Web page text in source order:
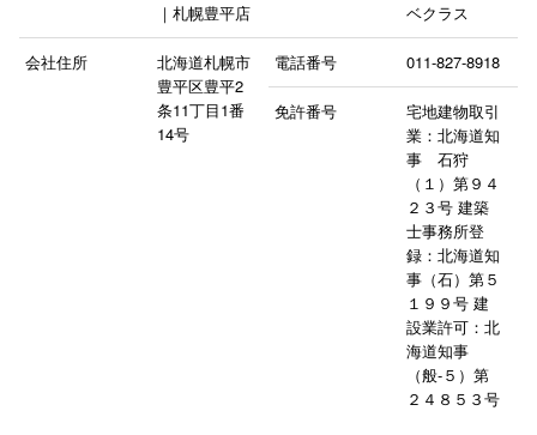
｜札幌豊平店
ベクラス
会社住所
北海道札幌市
豊平区豊平2
条11丁目1番
14号
電話番号 011-827-8918
免許番号
宅地建物取引
業：北海道知
事 石狩
（１）第９４
２３号 建築
士事務所登
録：北海道知
事（石）第５
１９９号 建
設業許可：北
海道知事
（般-５）第
２４８５３号